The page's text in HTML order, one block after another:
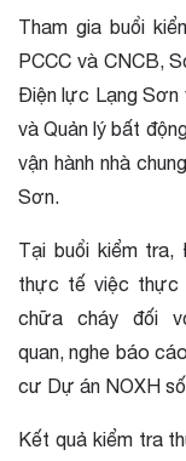
Tham gia buổi
PCCC và CNCB,
Điện lực Lạng Sơn
và Quản lý bất
vận hành nhà
Sơn.
Tại buổi kiểm tra,
thực tế việc thực
chữa cháy đối
quan, nghe báo
cư Dự án NOXH
Kết quả kiểm tra